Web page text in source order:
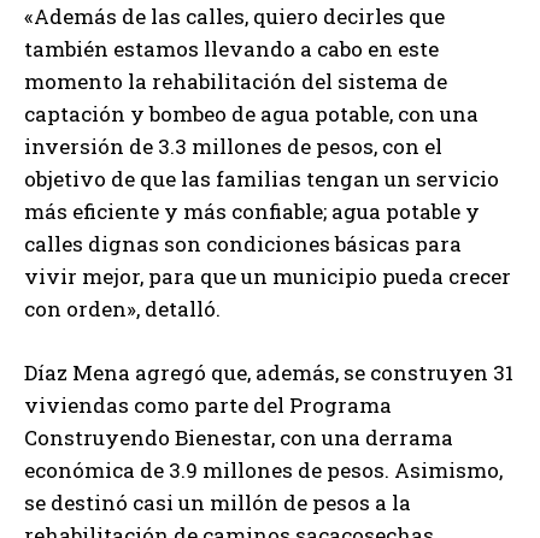
«Además de las calles, quiero decirles que
también estamos llevando a cabo en este
momento la rehabilitación del sistema de
captación y bombeo de agua potable, con una
inversión de 3.3 millones de pesos, con el
objetivo de que las familias tengan un servicio
más eficiente y más confiable; agua potable y
calles dignas son condiciones básicas para
vivir mejor, para que un municipio pueda crecer
con orden», detalló.
Díaz Mena agregó que, además, se construyen 31
viviendas como parte del Programa
Construyendo Bienestar, con una derrama
económica de 3.9 millones de pesos. Asimismo,
se destinó casi un millón de pesos a la